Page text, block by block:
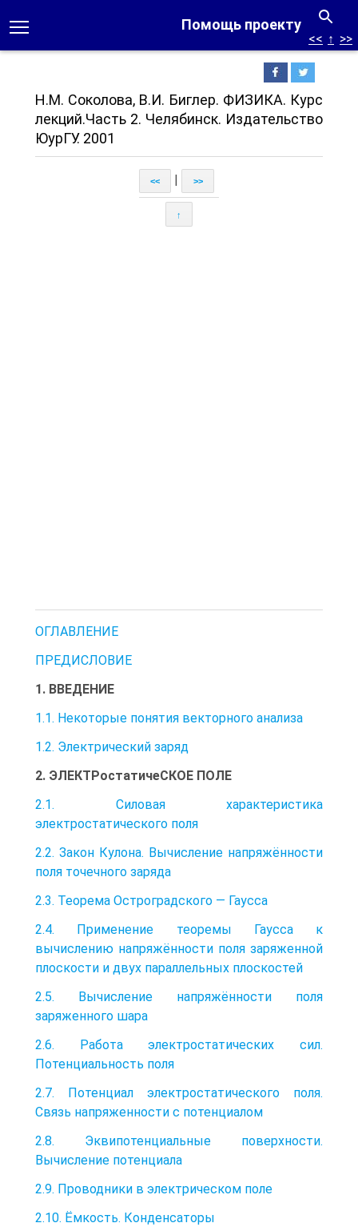
Помощь проекту
<< ↑ >>
Н.М. Соколова, В.И. Биглер. ФИЗИКА. Курс
лекций.Часть 2. Челябинск. Издательство
ЮурГУ. 2001
<< >>
↑
ОГЛАВЛЕНИЕ
ПРЕДИСЛОВИЕ
1. ВВЕДЕНИЕ
1.1. Некоторые понятия векторного анализа
1.2. Электрический заряд
2. ЭЛЕКТРостатичеСКОЕ ПОЛЕ
2.1. Силовая характеристика
электростатического поля
2.2. Закон Кулона. Вычисление напряжённости
поля точечного заряда
2.3. Теорема Остроградского — Гаусса
2.4. Применение теоремы Гаусса к
вычислению напряжённости поля заряженной
плоскости и двух параллельных плоскостей
2.5. Вычисление напряжённости поля
заряженного шара
2.6. Работа электростатических сил.
Потенциальность поля
2.7. Потенциал электростатического поля.
Связь напряженности с потенциалом
2.8. Эквипотенциальные поверхности.
Вычисление потенциала
2.9. Проводники в электрическом поле
2.10. Ёмкость. Конденсаторы